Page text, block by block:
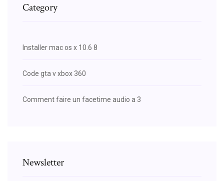
Category
Installer mac os x 10.6 8
Code gta v xbox 360
Comment faire un facetime audio a 3
Newsletter